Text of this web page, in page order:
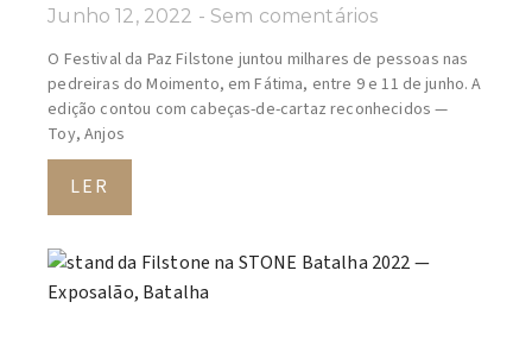
Junho 12, 2022 Sem comentários
O Festival da Paz Filstone juntou milhares de pessoas nas
pedreiras do Moimento, em Fátima, entre 9 e 11 de junho. A
edição contou com cabeças-de-cartaz reconhecidos —
Toy, Anjos
LER